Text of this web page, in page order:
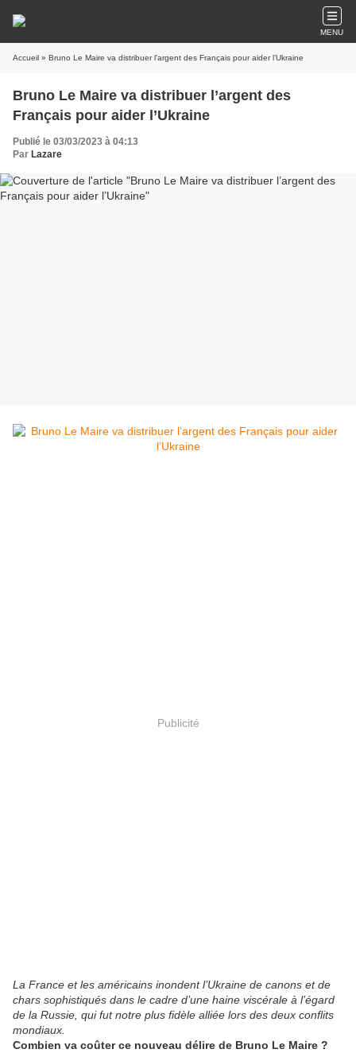
MENU
Accueil » Bruno Le Maire va distribuer l’argent des Français pour aider l’Ukraine
Bruno Le Maire va distribuer l’argent des
Français pour aider l’Ukraine
Publié le 03/03/2023 à 04:13
Par Lazare
Publicité
La France et les américains inondent l’Ukraine de canons et de
chars sophistiqués dans le cadre d’une haine viscérale à l’égard
de la Russie, qui fut notre plus fidèle alliée lors des deux conflits
mondiaux.
Combien va coûter ce nouveau délire de Bruno Le Maire ?